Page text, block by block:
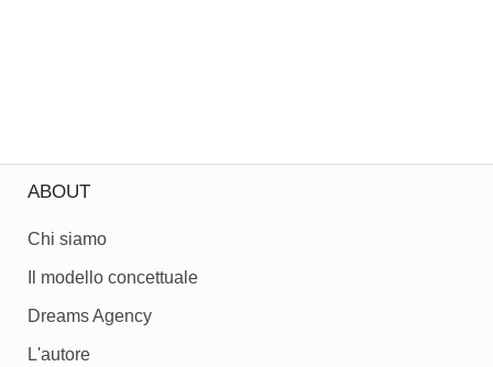
ABOUT
Chi siamo
Il modello concettuale
Dreams Agency
L'autore